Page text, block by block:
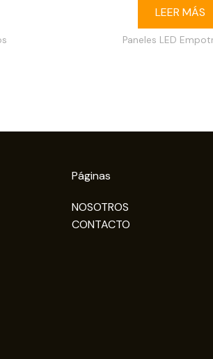
LEER MÁS
Paneles LED
Páginas
NOSOTROS
CONTACTO